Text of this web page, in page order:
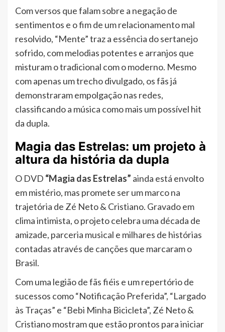
Com versos que falam sobre a negação de
sentimentos e o fim de um relacionamento mal
resolvido, “Mente” traz a essência do sertanejo
sofrido, com melodias potentes e arranjos que
misturam o tradicional com o moderno. Mesmo
com apenas um trecho divulgado, os fãs já
demonstraram empolgação nas redes,
classificando a música como mais um possível hit
da dupla.
Magia das Estrelas: um projeto à
altura da história da dupla
O DVD “Magia das Estrelas” ainda está envolto
em mistério, mas promete ser um marco na
trajetória de Zé Neto & Cristiano. Gravado em
clima intimista, o projeto celebra uma década de
amizade, parceria musical e milhares de histórias
contadas através de canções que marcaram o
Brasil.
Com uma legião de fãs fiéis e um repertório de
sucessos como “Notificação Preferida”, “Largado
às Traças” e “Bebi Minha Bicicleta”, Zé Neto &
Cristiano mostram que estão prontos para iniciar